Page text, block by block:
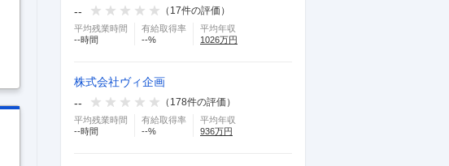
--
（ 17件の評価）
平均残業時間
--時間
有給取得率
--%
平均年収
1026万円
株式会社ヴィ企画
--
（ 178件の評価）
平均残業時間
--時間
有給取得率
--%
平均年収
936万円